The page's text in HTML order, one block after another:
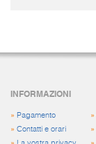
INFORMAZIONI
» Pagamento
» Contatti e orari
»
»